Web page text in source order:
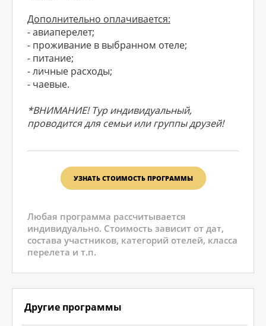
Другие программы
Дополнительно оплачивается:
- авиаперелет;
- проживание в выбранном отеле;
- питание;
- личные расходы;
- чаевые.
*ВНИМАНИЕ! Тур индивидуальный,
проводится для семьи или группы друзей!
УЗНАТЬ СТОИМОСТЬ ПРОГРАММЫ
Любая программа рассчитывается
индивидуально. Стоимость зависит от дат,
состава участников, категорий отелей, класса
перелета и т.п.